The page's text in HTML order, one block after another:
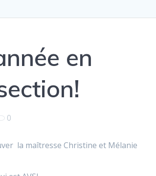
en
0
la maîtresse Christine et Mélanie